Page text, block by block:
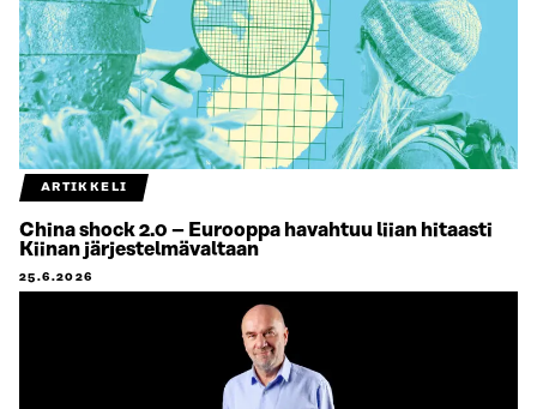
ARTIKKELI
China shock 2.0 – Eurooppa havahtuu liian hitaasti
Kiinan järjestelmävaltaan
25.6.2026